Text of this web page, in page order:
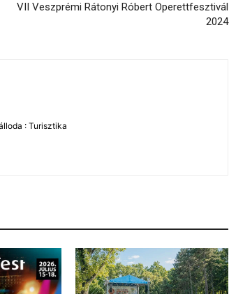
VII Veszprémi Rátonyi Róbert Operettfesztivál
2024
: Turisztika